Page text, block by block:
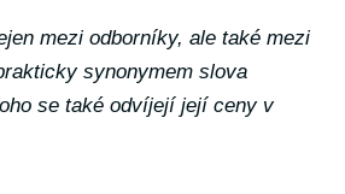
mezi odborníky, ale také mezi
synonymem slova
se také odvíjejí její ceny v